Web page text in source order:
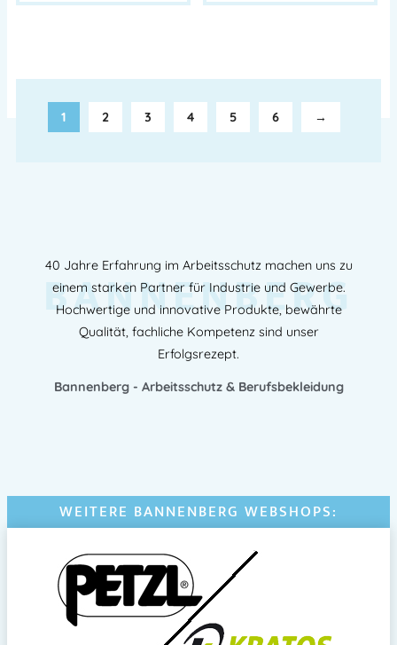
1 2 3 4 5 6 →
40 Jahre Erfahrung im Arbeitsschutz machen uns zu
einem starken Partner für Industrie und Gewerbe.
Hochwertige und innovative Produkte, bewährte
Qualität, fachliche Kompetenz sind unser
Erfolgsrezept.
Bannenberg - Arbeitsschutz & Berufsbekleidung
BANNENBERG
WEITERE BANNENBERG WEBSHOPS: